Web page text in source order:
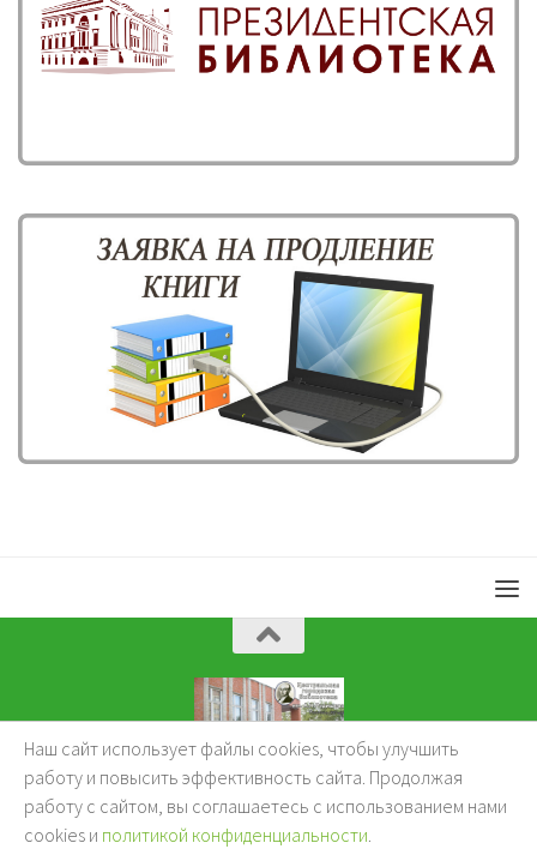
KuzBibliok © 2026.
Наш сайт использует файлы cookies, чтобы улучшить
работу и повысить эффективность сайта. Продолжая
работу с сайтом, вы соглашаетесь с использованием нами
cookies и политикой конфиденциальности.